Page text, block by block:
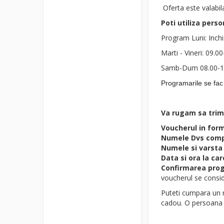
Oferta este
Poti utiliza
Program Luni:
Marti - Vineri:
Samb-Dum 08.00-
Programarile se
Va rugam sa
Voucherul in
Numele Dvs
Numele si
Data si ora la
Confirmarea
voucherul se
Puteti cumpara un
cadou. O